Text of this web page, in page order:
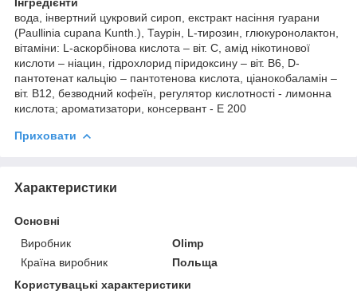
вода, інвертний цукровий сироп, екстракт насіння гуарани
(Paullinia cupana Kunth.), Таурін, L-тирозин, глюкуронолактон,
вітаміни: L-аскорбінова кислота – віт. C, амід нікотинової
кислоти – ніацин, гідрохлорид піридоксину – віт. B6, D-
пантотенат кальцію – пантотенова кислота, ціанокобаламін –
віт. B12, безводний кофеїн, регулятор кислотності - лимонна
кислота; ароматизатори, консервант - Е 200
Приховати
Характеристики
Основні
Виробник
Olimp
Країна виробник
Польща
Користувацькi характеристики